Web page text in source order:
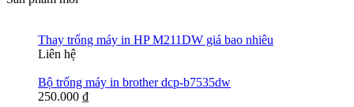
Thay trống máy in HP M211DW giá bao nhiêu
Liên hệ
Bộ trống máy in brother dcp-b7535dw
250.000 ₫